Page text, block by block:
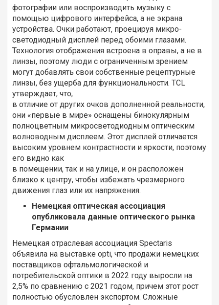
фотографии или воспроизводить музыку с
помощью цифрового интерфейса, а не экрана
устройства. Очки работают, проецируя микро-
светодиодный дисплей перед обоими глазами.
Технология отображения встроена в оправы, а не в
линзы, поэтому люди с ограниченным зрением
могут добавлять свои собственные рецептурные
линзы, без ущерба для функциональности. TCL
утверждает, что,
в отличие от других очков дополненной реальности,
они «первые в мире» оснащены бинокулярным
полноцветным микросветодиодным оптическим
волноводным дисплеем. Этот дисплей отличается
высоким уровнем контрастности и яркости, поэтому
его видно как
в помещении, так и на улице, и он расположен
близко к центру, чтобы избежать чрезмерного
движения глаз или их напряжения.
Немецкая оптическая ассоциация
опубликовала данные оптического рынка
Германии
Немецкая отраслевая ассоциация Spectaris
объявила на выставке opti, что продажи немецких
поставщиков офтальмологической и
потребительской оптики в 2022 году выросли на
2,5% по сравнению с 2021 годом, причем этот рост
полностью обусловлен экспортом. Сложные